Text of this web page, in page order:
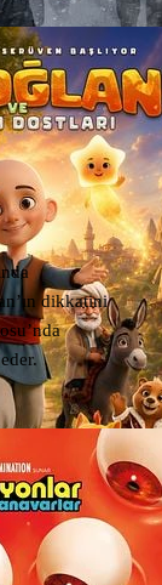
dikkatini